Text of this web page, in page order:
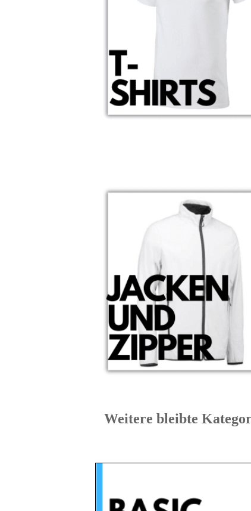
Weitere bleibte